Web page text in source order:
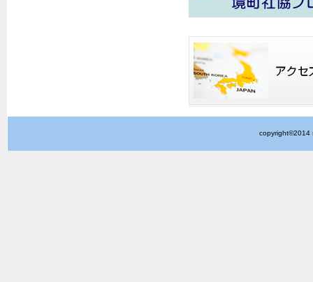
copyright©2014